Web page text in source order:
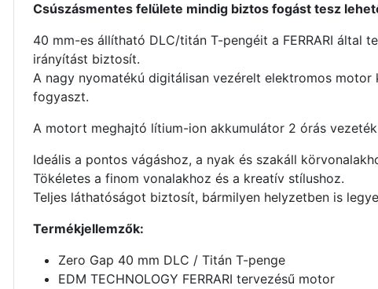
Csúszásmentes felülete mindig biztos fogást tesz
40 mm-es állítható DLC/titán T-pengéit a FERRARI által
irányítást biztosít.
A nagy nyomatékú digitálisan vezérelt elektromos
fogyaszt.
A motort meghajtó lítium-ion akkumulátor 2 órás
Ideális a pontos vágáshoz, a nyak és szakáll
Tökéletes a finom vonalakhoz és a kreatív stílushoz.
Teljes láthatóságot biztosít, bármilyen helyzetben is
Termékjellemzők:
Zero Gap 40 mm DLC / Titán T-penge
EDM TECHNOLOGY FERRARI tervezésű motor